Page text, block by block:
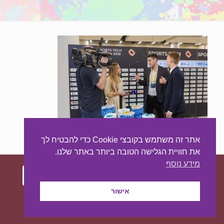
עיצוב ובניית האתר:מאסטר סייט - יצירת נוכחות
באינטרנט
אתר זה משתמש בקובצי Cookie כדי להבטיח לך
את חוויית הגלישה הטובה ביותר באתר שלנו.
מידע נוסף
אישור